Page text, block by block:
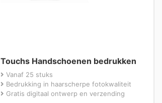
Touchs Handschoenen bedrukken
Vanaf 25 stuks
Bedrukking in haarscherpe fotokwaliteit
Gratis digitaal ontwerp en verzending